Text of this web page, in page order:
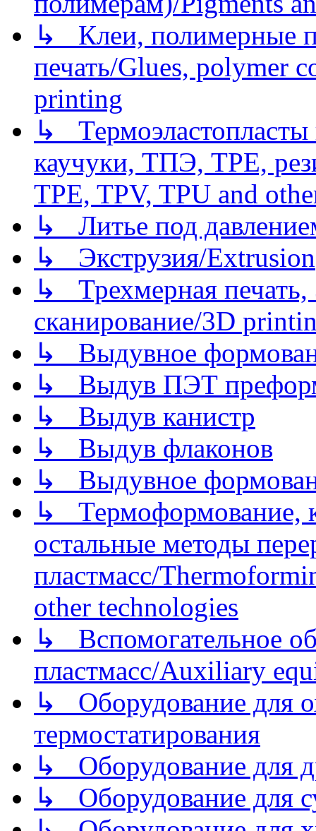
↳ Клеи, полимерные
печать/Glues, polymer
printing
↳
каучуки, ТПЭ, TPE,
TPE, TPV, TPU and
↳ Литье под
↳ Экструзия/Extrusion
↳ Трехмерная
сканирование/3D
↳ Выдувное
↳ Выдув ПЭТ
↳ Выдув канистр
↳ Выдув флаконов
↳ Выдувное
↳ Термоформование,
остальные методы
пластмасс/
other technologies
↳ Вспомогательное
пластмасс/Auxiliary
↳ Оборудование для
термостатирования
↳ Оборудование для
↳ Оборудование для